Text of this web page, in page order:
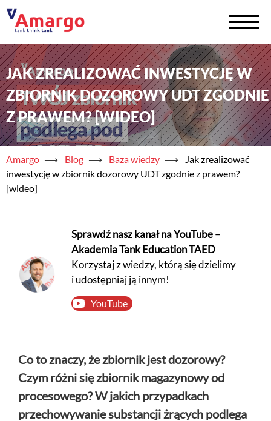
Zbiorniki na chemię +
Zbiorniki na wodę +
Serwis
Usługi
Półprodukty
O nas
JAK ZREALIZOWAĆ INWESTYCJĘ W
ZBIORNIK DOZOROWY UDT ZGODNIE
Z PRAWEM? [WIDEO]
Amargo ⟶ Blog ⟶ Baza wiedzy ⟶
Jak zrealizować
inwestycję w zbiornik dozorowy UDT zgodnie z prawem?
[wideo]
Sprawdź nasz kanał na YouTube –
Akademia Tank Education TAED
Korzystaj z wiedzy, którą się dzielimy
i udostępniaj ją innym!
YouTube
Co to znaczy, że zbiornik jest dozorowy?
Czym różni się zbiornik magazynowy od
procesowego? W jakich przypadkach
przechowywanie substancji żrących podlega